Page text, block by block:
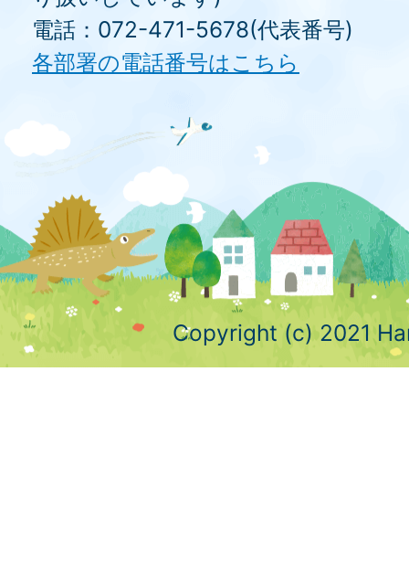
電話：072-471-5678(代表番号)
各部署の電話番号はこちら
Copyright (c) 2021